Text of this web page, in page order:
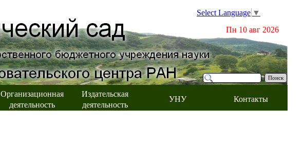
Поиск
Select Language ▼
Пн 10 авг 2026
Организационная
деятельность
Издательская
деятельность
УНУ Контакты